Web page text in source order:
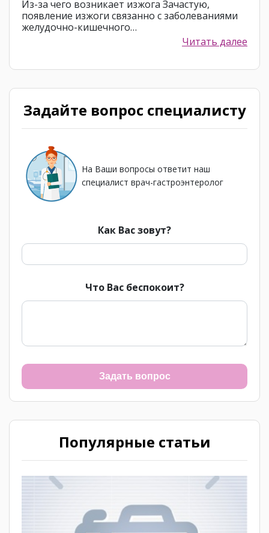
Из-за чего возникает изжога Зачастую,
появление изжоги связанно с заболеваниями
желудочно-кишечного…
Читать далее
Задайте вопрос специалисту
На Ваши вопросы ответит наш
специалист врач-гастроэнтеролог
Как Вас зовут?
Что Вас беспокоит?
Задать вопрос
Популярные статьи